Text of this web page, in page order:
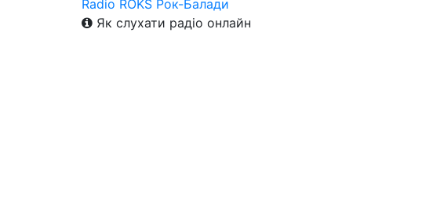
Radio ROKS Рок-Балади
Як слухати радіо онлайн